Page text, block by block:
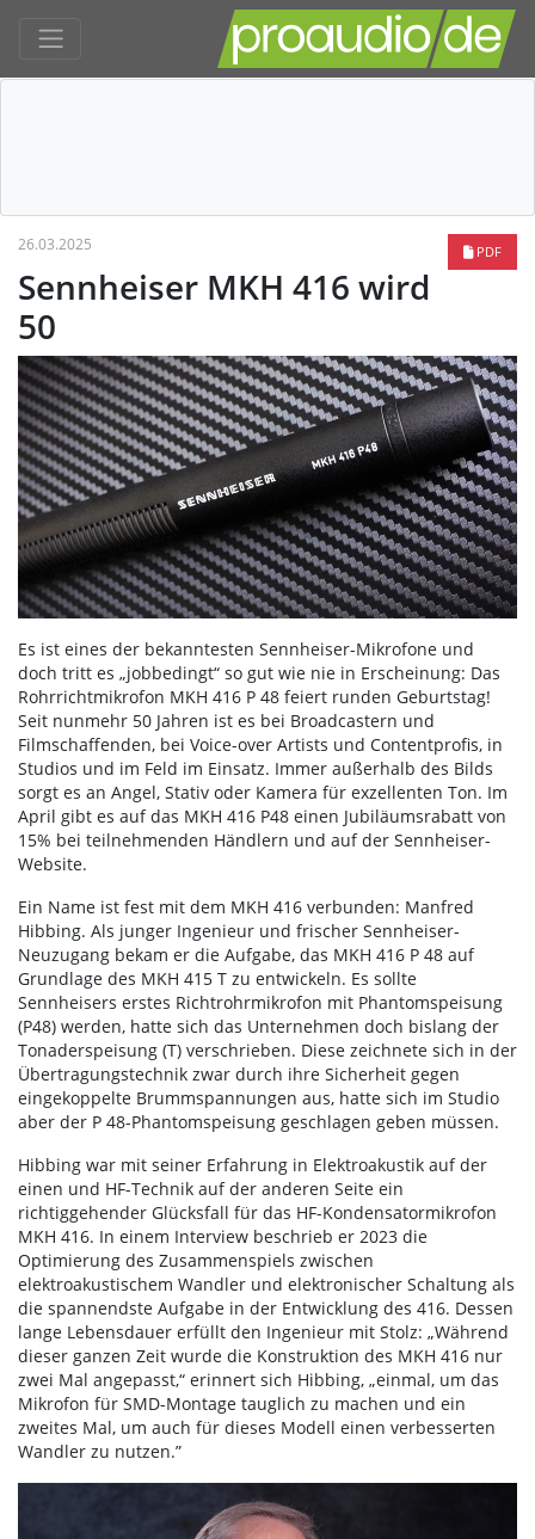
PDF
26.03.2025
Sennheiser MKH 416 wird
50
Es ist eines der bekanntesten Sennheiser-Mikrofone und
doch tritt es „jobbedingt“ so gut wie nie in Erscheinung: Das
Rohrrichtmikrofon MKH 416 P 48 feiert runden Geburtstag!
Seit nunmehr 50 Jahren ist es bei Broadcastern und
Filmschaffenden, bei Voice-over Artists und Contentprofis, in
Studios und im Feld im Einsatz. Immer außerhalb des Bilds
sorgt es an Angel, Stativ oder Kamera für exzellenten Ton. Im
April gibt es auf das MKH 416 P48 einen Jubiläumsrabatt von
15% bei teilnehmenden Händlern und auf der Sennheiser-
Website.
Ein Name ist fest mit dem MKH 416 verbunden: Manfred
Hibbing. Als junger Ingenieur und frischer Sennheiser-
Neuzugang bekam er die Aufgabe, das MKH 416 P 48 auf
Grundlage des MKH 415 T zu entwickeln. Es sollte
Sennheisers erstes Richtrohrmikrofon mit Phantomspeisung
(P48) werden, hatte sich das Unternehmen doch bislang der
Tonaderspeisung (T) verschrieben. Diese zeichnete sich in der
Übertragungstechnik zwar durch ihre Sicherheit gegen
eingekoppelte Brummspannungen aus, hatte sich im Studio
aber der P 48-Phantomspeisung geschlagen geben müssen.
Hibbing war mit seiner Erfahrung in Elektroakustik auf der
einen und HF-Technik auf der anderen Seite ein
richtiggehender Glücksfall für das HF-Kondensatormikrofon
MKH 416. In einem Interview beschrieb er 2023 die
Optimierung des Zusammenspiels zwischen
elektroakustischem Wandler und elektronischer Schaltung als
die spannendste Aufgabe in der Entwicklung des 416. Dessen
lange Lebensdauer erfüllt den Ingenieur mit Stolz: „Während
dieser ganzen Zeit wurde die Konstruktion des MKH 416 nur
zwei Mal angepasst,“ erinnert sich Hibbing, „einmal, um das
Mikrofon für SMD-Montage tauglich zu machen und ein
zweites Mal, um auch für dieses Modell einen verbesserten
Wandler zu nutzen.”